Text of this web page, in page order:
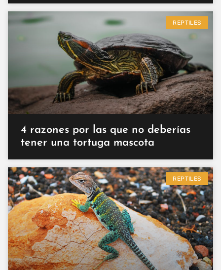
REPTILES
4 razones por las que no deberías
tener una tortuga mascota
REPTILES